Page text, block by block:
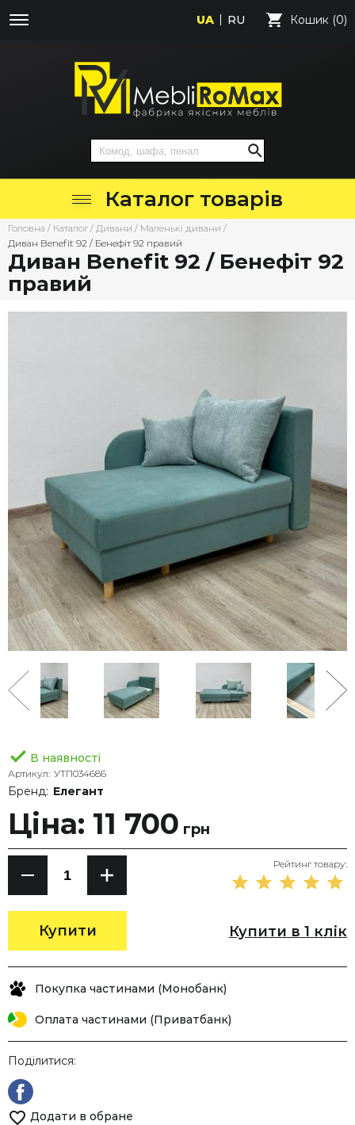
UA RU Кошик (0)
Каталог товарів
Головна / Каталог / Дивани / Маленькі дивани /
Диван Benefit 92 / Бенефіт 92 правий
Диван Benefit 92 / Бенефіт 92
правий
В наявності
Артикул: УТП034686
Бренд: Елегант
Ціна: 11 700 грн
Купити
Рейтинг товару:
Купити в 1 клік
Покупка частинами (Монобанк)
Оплата частинами (Приватбанк)
Поділитися:
Додати в обране